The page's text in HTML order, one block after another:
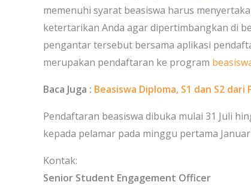
memenuhi syarat beasiswa harus
ketertarikan Anda agar dipertimbangkan di
pengantar tersebut bersama aplikasi
merupakan pendaftaran ke program
Baca Juga : Beasiswa Diploma, S1 dan S2
Pendaftaran beasiswa dibuka mulai 31 Juli
kepada pelamar pada minggu pertama
Kontak:
Senior Student Engagement Officer